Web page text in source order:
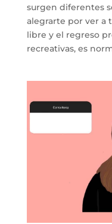
surgen diferentes
alegrarte por ver a
libre y el regreso
recreativas, es